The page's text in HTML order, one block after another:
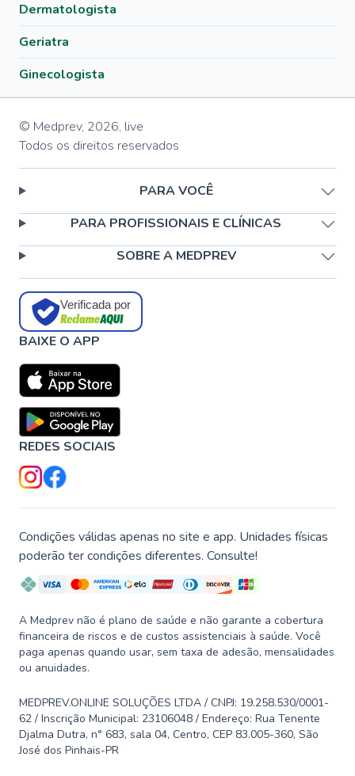
Dermatologista
Geriatra
Ginecologista
© Medprev, 2026, live
Todos os direitos reservados
PARA VOCÊ
PARA PROFISSIONAIS E CLÍNICAS
SOBRE A MEDPREV
Verificada por
BAIXE O APP
REDES SOCIAIS
Condições válidas apenas no site e app. Unidades físicas
poderão ter condições diferentes. Consulte!
A Medprev não é plano de saúde e não garante a cobertura
financeira de riscos e de custos assistenciais à saúde. Você
paga apenas quando usar, sem taxa de adesão, mensalidades
ou anuidades.
MEDPREV.ONLINE SOLUÇÕES LTDA / CNPJ: 19.258.530/0001-
62 / Inscrição Municipal: 23106048 / Endereço: Rua Tenente
Djalma Dutra, n° 683, sala 04, Centro, CEP 83.005-360, São
José dos Pinhais-PR